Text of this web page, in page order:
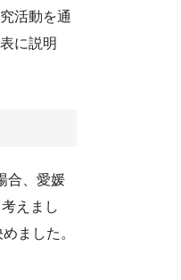
活動を通
に説明
合、愛媛
えまし
ました。